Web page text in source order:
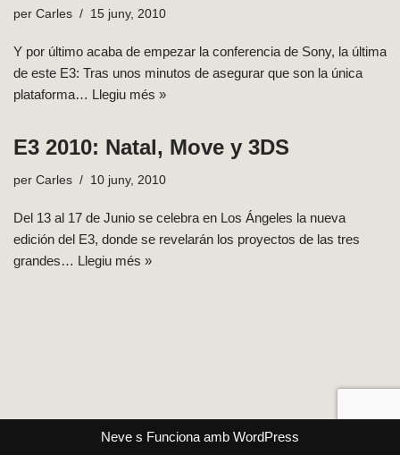
per Carles 15 juny, 2010
Y por último acaba de empezar la conferencia de Sony, la última
de este E3: Tras unos minutos de asegurar que son la única
plataforma… Llegiu més »
E3 2010: Natal, Move y 3DS
per Carles 10 juny, 2010
Del 13 al 17 de Junio se celebra en Los Ángeles la nueva
edición del E3, donde se revelarán los proyectos de las tres
grandes… Llegiu més »
Neve s Funciona amb WordPress